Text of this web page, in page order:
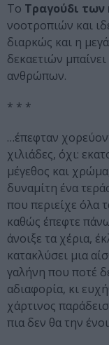
Το Τραγούδι
νοοτροπιών και
διαρκώς και η
δεκαετιών
ανθρώπων.
* * *
…έπεφταν
χιλιάδες, όχι:
μέγεθος και
δυναμίτη ένα
που περιείχε όλα
καθώς έπεφτε
άνοιξε τα χέρια,
κατακλύσει μια
γαλήνη που ποτέ
αδιαφορία, κι
χάρτινος
πια δεν θα την